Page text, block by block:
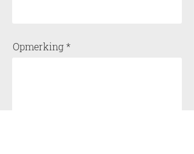
Opmerking